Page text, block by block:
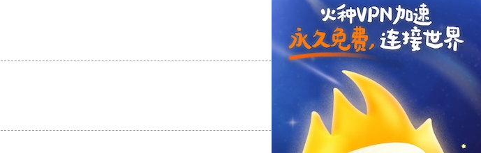
支持[0] 反对[0]
支持[0] 反对[0]